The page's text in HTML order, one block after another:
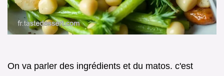
On va parler des ingrédients et du matos. c'est